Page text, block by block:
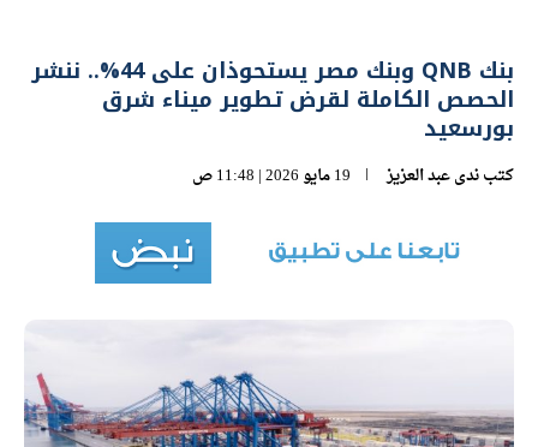
بنك QNB وبنك مصر يستحوذان على 44%.. ننشر
الحصص الكاملة لقرض تطوير ميناء شرق
بورسعيد
كتبندى عبد العزيز 19 مايو 2026 | 11:48 ص